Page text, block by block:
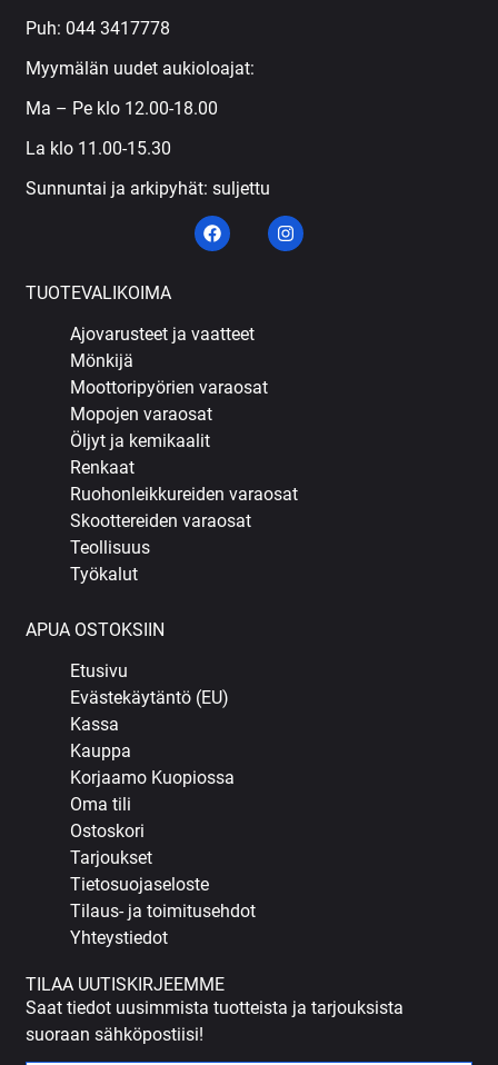
Puh: 044 3417778
Myymälän uudet aukioloajat:
Ma – Pe klo 12.00-18.00
La klo 11.00-15.30
Sunnuntai ja arkipyhät: suljettu
TUOTEVALIKOIMA
Ajovarusteet ja vaatteet
Mönkijä
Moottoripyörien varaosat
Mopojen varaosat
Öljyt ja kemikaalit
Renkaat
Ruohonleikkureiden varaosat
Skoottereiden varaosat
Teollisuus
Työkalut
APUA OSTOKSIIN
Etusivu
Evästekäytäntö (EU)
Kassa
Kauppa
Korjaamo Kuopiossa
Oma tili
Ostoskori
Tarjoukset
Tietosuojaseloste
Tilaus- ja toimitusehdot
Yhteystiedot
TILAA UUTISKIRJEEMME
Saat tiedot uusimmista tuotteista ja tarjouksista
suoraan sähköpostiisi!